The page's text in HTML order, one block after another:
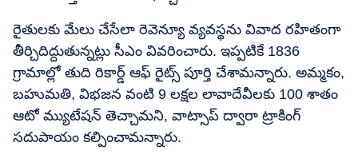
రైతులకు మేలు చేసేలా రెవెన్యూ వ్యవస్థను వివాద రహితంగా
తీర్చిదిద్దుతున్నట్లు సీఎం వివరించారు. ఇప్పటికే 1836
గ్రామాల్లో తుది రికార్డ్ ఆఫ్ రైట్స్ పూర్తి చేశామన్నారు. అమ్మకం,
బహుమతి, విభజన వంటి 9 లక్షల లావాదేవీలకు 100 శాతం
ఆటో మ్యుటేషన్ తెచ్చామని, వాట్సాప్ ద్వారా ట్రాకింగ్
సదుపాయం కల్పించామన్నారు.